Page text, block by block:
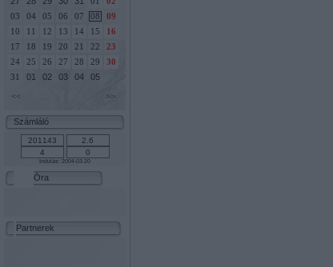
03
04 05 06 07 08
09
10
11 12 13 14 15
16
17
18 19 20 21 22
23
24
25 26 27 28 29
30
31
01 02 03 04
05
<<
>>
Számláló
Indulás: 2004-03-20
Óra
Partnerek